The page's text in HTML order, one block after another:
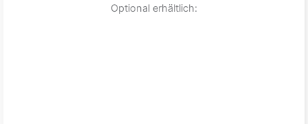
Optional erhältlich: